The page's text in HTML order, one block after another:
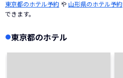
東京都のホテル予約 や 山形県のホテル予約
できます。
東京都のホテル